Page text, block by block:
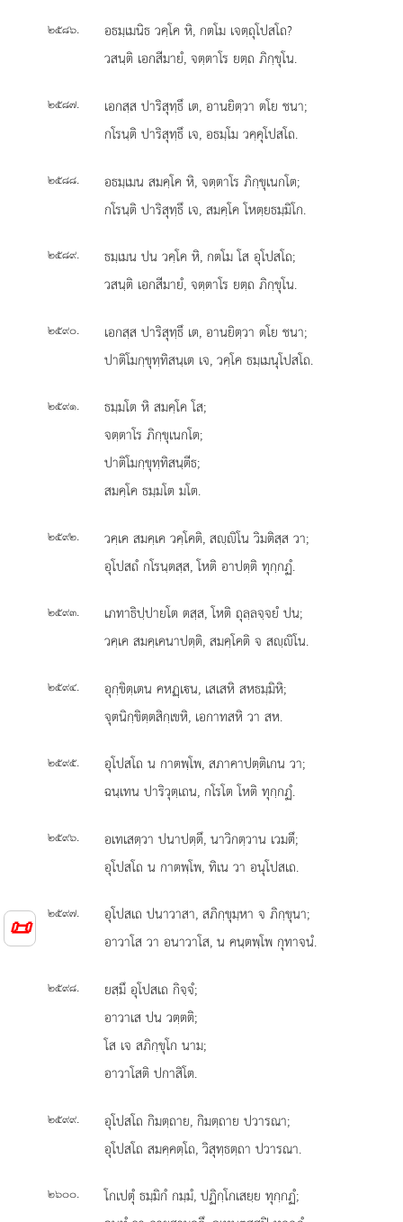
📜
๒๕๘๖.
อธมฺเมนิธ วคฺโค หิ, กตโม เจตฺถุโปสโถ?
วสนฺติ เอกสีมายํ, จตฺตาโร ยตฺถ ภิกฺขุโน.
๒๕๘๗.
เอกสฺส ปาริสุทฺธึ เต, อานยิตฺวา ตโย ชนา;
กโรนฺติ ปาริสุทฺธึ เจ, อธมฺโม วคฺคุโปสโถ.
๒๕๘๘.
อธมฺเมน สมคฺโค หิ, จตฺตาโร ภิกฺขุเนกโต;
กโรนฺติ ปาริสุทฺธึ เจ, สมคฺโค โหตฺยธมฺมิโก.
๒๕๘๙. ธมฺเมน ปน วคฺโค หิ, กตโม โส อุโปสโถ;
วสนฺติ เอกสีมายํ, จตฺตาโร ยตฺถ ภิกฺขุโน.
๒๕๙๐.
เอกสฺส ปาริสุทฺธึ เต, อานยิตฺวา ตโย ชนา;
ปาติโมกฺขุทฺทิสนฺเต เจ, วคฺโค ธมฺเมนุโปสโถ.
๒๕๙๑.
ธมฺมโต หิ สมคฺโค โส;
จตฺตาโร ภิกฺขุเนกโต;
ปาติโมกฺขุทฺทิสนฺตีธ;
สมคฺโค ธมฺมโต มโต.
๒๕๙๒.
วคฺเค สมคฺเค วคฺโคติ, สฺิโน วิมติสฺส วา;
อุโปสถํ กโรนฺตสฺส, โหติ อาปตฺติ ทุกฺกฏํ.
๒๕๙๓.
เภทาธิปฺปายโต ตสฺส, โหติ ถุลฺลจฺจยํ ปน;
วคฺเค สมคฺเคนาปตฺติ, สมคฺโคติ จ สฺิโน.
๒๕๙๔.
อุกฺขิตฺเตน คหฏฺเน, เสเสหิ สหธมฺมิหิ;
จุตนิกฺขิตฺตสิกฺเขหิ, เอกาทสหิ วา สห.
๒๕๙๕.
อุโปสโถ น กาตพฺโพ, สภาคาปตฺติเกน วา;
ฉนฺเทน ปาริวุตฺเถน, กโรโต โหติ ทุกฺกฏํ.
๒๕๙๖. อเทเสตฺวา ปนาปตฺตึ, นาวิกตฺวาน เวมตึ;
อุโปสโถ น กาตพฺโพ, ทิเน วา อนุโปสเถ.
๒๕๙๗.
อุโปสเถ ปนาวาสา, สภิกฺขุมฺหา จ ภิกฺขุนา;
อาวาโส วา อนาวาโส, น คนฺตพฺโพ กุทาจนํ.
๒๕๙๘.
ยสฺมึ อุโปสเถ กิจฺจํ;
อาวาเส ปน วตฺตติ;
โส เจ สภิกฺขุโก นาม;
อาวาโสติ ปกาสิโต.
๒๕๙๙.
อุโปสโถ กิมตฺถาย, กิมตฺถาย ปวารณา;
อุโปสโถ สมคฺคตฺโถ, วิสุทฺธตฺถา ปวารณา.
๒๖๐๐.
โกเปตุํ ธมฺมิกํ กมฺมํ, ปฏิกฺโกเสยฺย ทุกฺกฏํ;